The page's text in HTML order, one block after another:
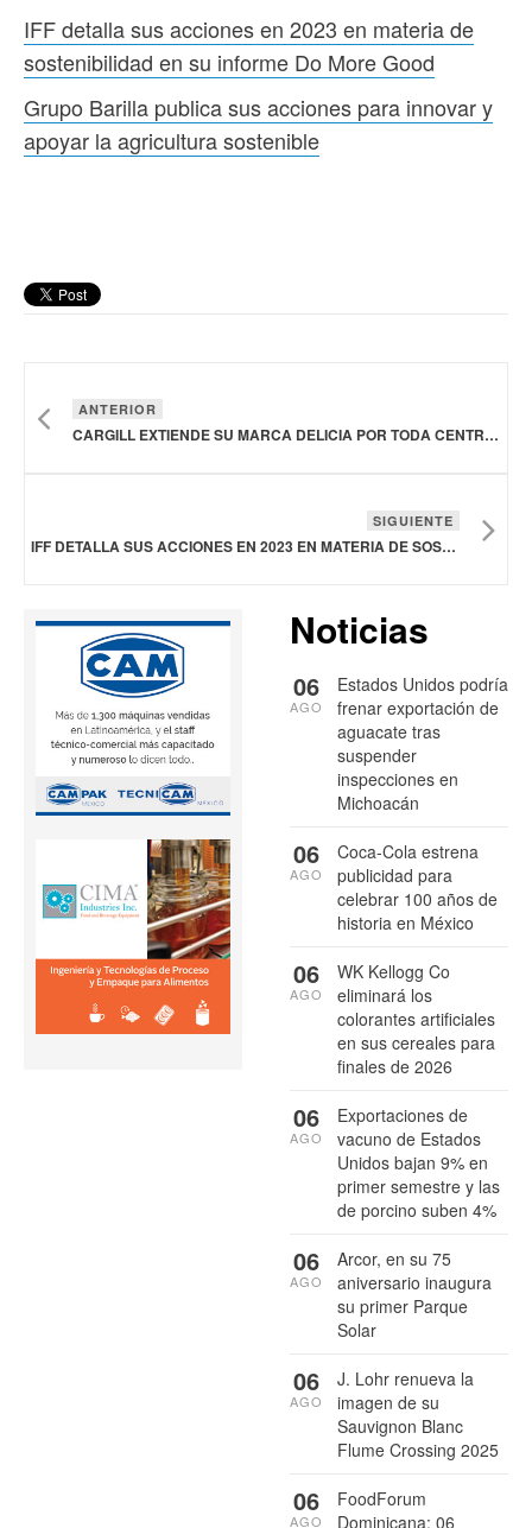
IFF detalla sus acciones en 2023 en materia de
sostenibilidad en su informe Do More Good
Grupo Barilla publica sus acciones para innovar y
apoyar la agricultura sostenible
ANTERIOR
CARGILL EXTIENDE SU MARCA DELICIA POR TODA CENTROAMÉRICA
SIGUIENTE
IFF DETALLA SUS ACCIONES EN 2023 EN MATERIA DE SOSTENIBILIDAD EN SU INFORME DO MORE GOOD
Noticias
Estados Unidos podría
frenar exportación de
aguacate tras
suspender
inspecciones en
Michoacán
06
AGO
Coca-Cola estrena
publicidad para
celebrar 100 años de
historia en México
06
AGO
WK Kellogg Co
eliminará los
colorantes artificiales
en sus cereales para
finales de 2026
06
AGO
Exportaciones de
vacuno de Estados
Unidos bajan 9% en
primer semestre y las
de porcino suben 4%
06
AGO
Arcor, en su 75
aniversario inaugura
su primer Parque
Solar
06
AGO
J. Lohr renueva la
imagen de su
Sauvignon Blanc
Flume Crossing 2025
06
AGO
FoodForum
Dominicana: 06
06
AGO